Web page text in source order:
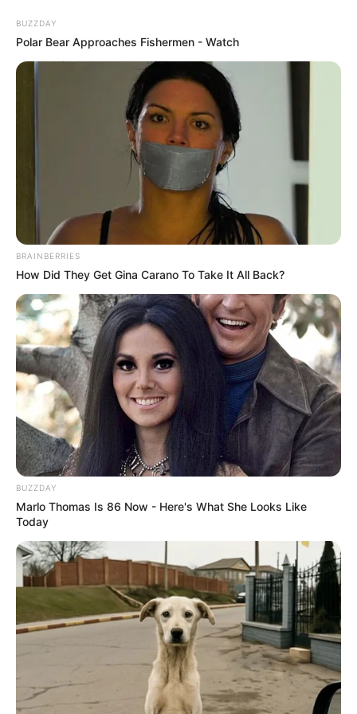
contenu AU PETIT PARIEUR
Pronostic Gratuit du Tiercé Quinté PMU du jour
Menu
PRIX GRANDLIEU PRONOSTIC QUINTE+
PMU 28-09-2024
Pronostic et presse PMU du Tiercé Quinté
du jour pour le PRIX GRANDLIEU ce 28
Septembre 2024
BUZZDAY
Polar Bear Approaches Fishermen - Watch
BRAINBERRIES
How Did They Get Gina Carano To Take It All Back?
BUZZDAY
Marlo Thomas Is 86 Now - Here's What She Looks Like
Today